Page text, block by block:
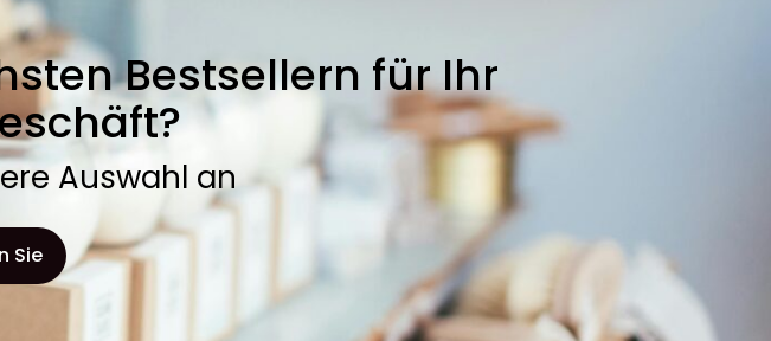
Bestsellern für Ihr
Auswahl an
Sie